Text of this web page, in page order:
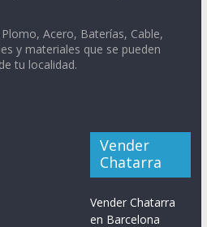
Acero, Baterías, Cable,
y materiales que se pueden
tu localidad.
Vender
Chatarra
Vender Chatarra
en Barcelona